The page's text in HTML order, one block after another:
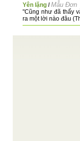
Yên lặng /Mẫu Đơn
"Cũng như đã thấy
ra một lời nào đâu